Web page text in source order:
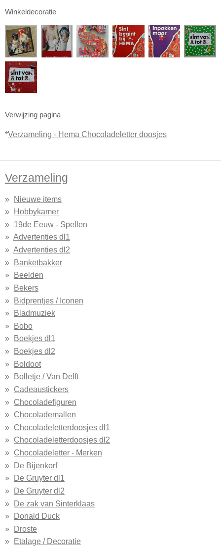
Winkeldecoratie
Verwijzing pagina
*Verzameling - Hema Chocoladeletter doosjes
Verzameling
Nieuwe items
Hobbykamer
19de Eeuw - Spellen
Advertenties dl1
Advertenties dl2
Banketbakker
Beelden
Bekers
Bidprentjes / Iconen
Bladmuziek
Bobo
Boekjes dl1
Boekjes dl2
Boldoot
Bolletje / Van Delft
Cadeaustickers
Chocoladefiguren
Chocolademallen
Chocoladeletterdoosjes dl1
Chocoladeletterdoosjes dl2
Chocoladeletter - Merken
De Bijenkorf
De Gruyter dl1
De Gruyter dl2
De zak van Sinterklaas
Donald Duck
Droste
Etalage / Decoratie